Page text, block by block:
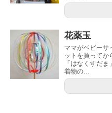
花薬玉
ママがベビーサ
ットを買ってか
「はなくすだ
着物の...